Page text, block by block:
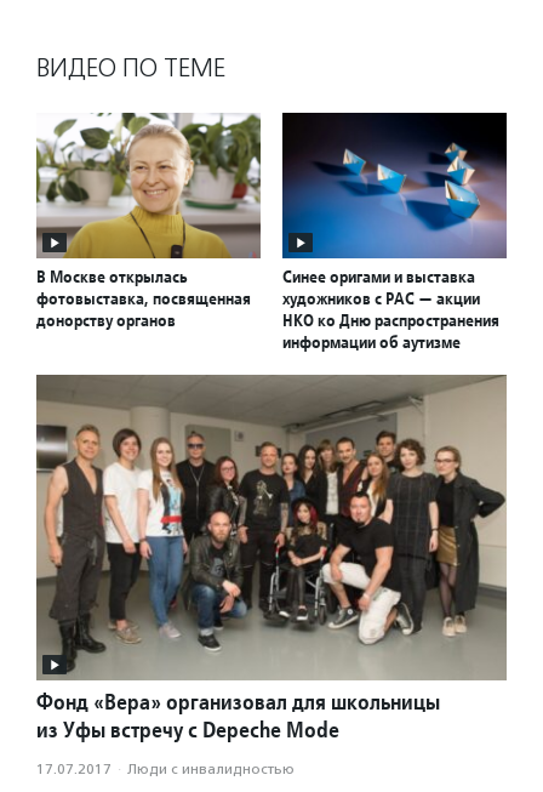
ВИДЕО ПО ТЕМЕ
В Москве открылась
фотовыставка, посвященная
донорству органов
Синее оригами и выставка
художников с РАС — акции
НКО ко Дню распространения
информации об аутизме
Фонд «Вера» организовал для школьницы
из Уфы встречу с Depeche Mode
17.07.2017 · Люди с инвалидностью